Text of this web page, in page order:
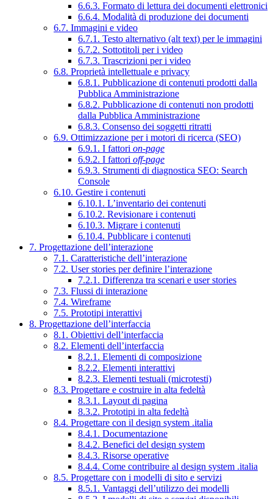
6.6.3. Formato di lettura dei documenti elettronici
6.6.4. Modalità di produzione dei documenti
6.7. Immagini e video
6.7.1. Testo alternativo (alt text) per le immagini
6.7.2. Sottotitoli per i video
6.7.3. Trascrizioni per i video
6.8. Proprietà intellettuale e privacy
6.8.1. Pubblicazione di contenuti prodotti dalla
Pubblica Amministrazione
6.8.2. Pubblicazione di contenuti non prodotti
dalla Pubblica Amministrazione
6.8.3. Consenso dei soggetti ritratti
6.9. Ottimizzazione per i motori di ricerca (SEO)
6.9.1. I fattori on-page
6.9.2. I fattori off-page
6.9.3. Strumenti di diagnostica SEO: Search
Console
6.10. Gestire i contenuti
6.10.1. L’inventario dei contenuti
6.10.2. Revisionare i contenuti
6.10.3. Migrare i contenuti
6.10.4. Pubblicare i contenuti
7. Progettazione dell’interazione
7.1. Caratteristiche dell’interazione
7.2. User stories per definire l’interazione
7.2.1. Differenza tra scenari e user stories
7.3. Flussi di interazione
7.4. Wireframe
7.5. Prototipi interattivi
8. Progettazione dell’interfaccia
8.1. Obiettivi dell’interfaccia
8.2. Elementi dell’interfaccia
8.2.1. Elementi di composizione
8.2.2. Elementi interattivi
8.2.3. Elementi testuali (microtesti)
8.3. Progettare e costruire in alta fedeltà
8.3.1. Layout di pagina
8.3.2. Prototipi in alta fedeltà
8.4. Progettare con il design system .italia
8.4.1. Documentazione
8.4.2. Benefici del design system
8.4.3. Risorse operative
8.4.4. Come contribuire al design system .italia
8.5. Progettare con i modelli di sito e servizi
8.5.1. Vantaggi dell’utilizzo dei modelli